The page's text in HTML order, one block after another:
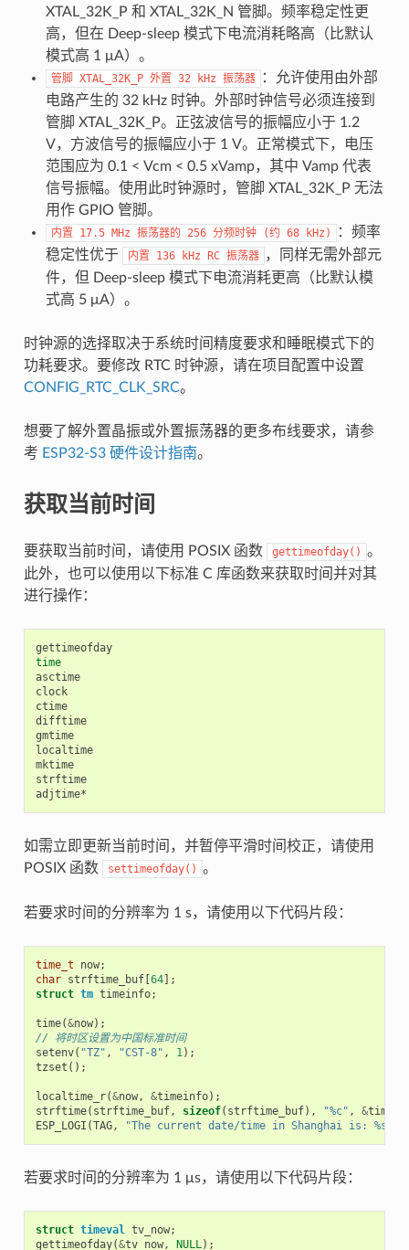
XTAL_32K_P 和 XTAL_32K_N 管脚。频率稳定性更
高，但在 Deep-sleep 模式下电流消耗略高（比默认
模式高 1 μA）。
管脚 XTAL_32K_P 外置 32 kHz 振荡器
：允许使用由外部
电路产生的 32 kHz 时钟。外部时钟信号必须连接到
管脚 XTAL_32K_P。正弦波信号的振幅应小于 1.2
V，方波信号的振幅应小于 1 V。正常模式下，电压
范围应为 0.1 < Vcm < 0.5 xVamp，其中 Vamp 代表
信号振幅。使用此时钟源时，管脚 XTAL_32K_P 无法
用作 GPIO 管脚。
内置 17.5 MHz 振荡器的 256 分频时钟 (约 68 kHz)
：频率
稳定性优于
内置 136 kHz RC 振荡器 ，同样无需外部元
件，但 Deep-sleep 模式下电流消耗更高（比默认模
式高 5 μA）。
时钟源的选择取决于系统时间精度要求和睡眠模式下的
功耗要求。要修改 RTC 时钟源，请在项目配置中设置
CONFIG_RTC_CLK_SRC。
想要了解外置晶振或外置振荡器的更多布线要求，请参
考 ESP32-S3 硬件设计指南。
获取当前时间
要获取当前时间，请使用 POSIX 函数 gettimeofday() 。
此外，也可以使用以下标准 C 库函数来获取时间并对其
进行操作：
gettimeofday
time
asctime
clock
ctime
difftime
gmtime
localtime
mktime
strftime
如需立即更新当前时间，并暂停平滑时间校正，请使用
POSIX 函数
settimeofday() 。
若要求时间的分辨率为 1 s，请使用以下代码片段：
time_t now;
char strftime_buf[64];
struct tm timeinfo;
time(&now);
// 将时区设置为中国标准时间
setenv( "TZ" , "CST-8" , 1);
tzset ();
localtime_r(&now, &timeinfo);
strftime( strftime_buf, sizeof( strftime_buf), "%c" , &
ESP_LOGI (TAG, "The current date/time in Shanghai is: %s"
若要求时间的分辨率为 1 μs，请使用以下代码片段：
struct timeval tv_now;
gettimeofday(&tv_now, NULL);